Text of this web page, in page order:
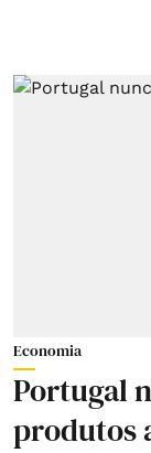
Economia
Portugal
produtos